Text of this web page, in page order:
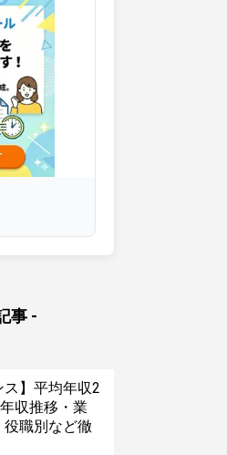
事 -
ス】平均年収2
収推移・業
職別など徹